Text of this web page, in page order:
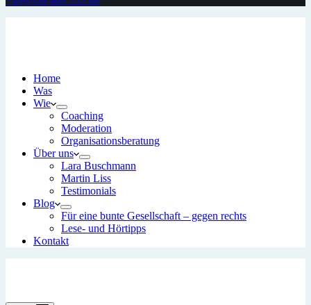
Home
Was
Wie
Coaching
Moderation
Organisationsberatung
Über uns
Lara Buschmann
Martin Liss
Testimonials
Blog
Für eine bunte Gesellschaft – gegen rechts
Lese- und Hörtipps
Kontakt